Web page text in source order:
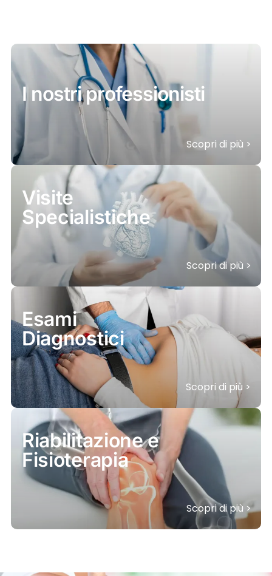
I nostri professionisti
Scopri di più >
Visite
Specialistiche
Scopri di più >
Riabilitazione e
Fisioterapia
Scopri di più >
Esami
Diagnostici
Scopri di più >